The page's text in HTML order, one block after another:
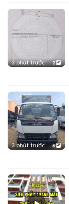
3 phút trước 2
3 phút trước 6